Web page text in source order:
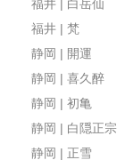
福井 | 白岳仙
福井 | 梵
静岡 | 開運
静岡 | 喜久醉
静岡 | 初亀
静岡 | 白隠正宗
静岡 | 正雪